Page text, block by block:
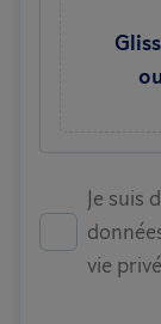
Je suis
vie